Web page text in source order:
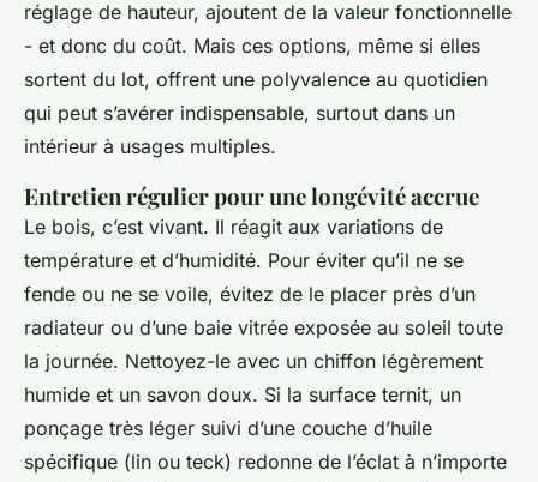
réglage de hauteur, ajoutent de la valeur fonctionnelle
- et donc du coût. Mais ces options, même si elles
sortent du lot, offrent une polyvalence au quotidien
qui peut s’avérer indispensable, surtout dans un
intérieur à usages multiples.
Entretien régulier pour une longévité accrue
Le bois, c’est vivant. Il réagit aux variations de
température et d’humidité. Pour éviter qu’il ne se
fende ou ne se voile, évitez de le placer près d’un
radiateur ou d’une baie vitrée exposée au soleil toute
la journée. Nettoyez-le avec un chiffon légèrement
humide et un savon doux. Si la surface ternit, un
ponçage très léger suivi d’une couche d’huile
spécifique (lin ou teck) redonne de l’éclat à n’importe